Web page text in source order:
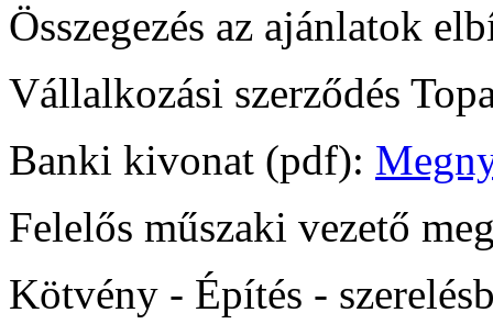
Összegezés az ajánlatok
Vállalkozási szerződés
Banki kivonat (pdf):
Felelős műszaki vezető
Kötvény - Építés -